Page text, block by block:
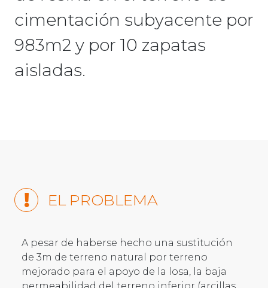
cimentación subyacente por
983m2 y por 10 zapatas
aisladas.
EL PROBLEMA
A pesar de haberse hecho una sustitución
de 3m de terreno natural por terreno
mejorado para el apoyo de la losa, la baja
permeabilidad del terreno inferior (arcillas